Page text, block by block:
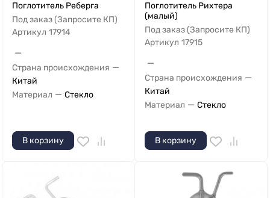
Поглотитель Реберга
Под заказ (Запросите КП)
Артикул 17914
—
Страна происхождения —
Китай
Материал — Стекло
В корзину
Поглотитель Рихтера
(малый)
Под заказ (Запросите КП)
Артикул 17915
—
Страна происхождения —
Китай
Материал — Стекло
В корзину